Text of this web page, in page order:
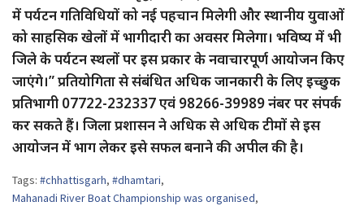
में पर्यटन गतिविधियों को नई पहचान मिलेगी और स्थानीय युवाओं
को साहसिक खेलों में भागीदारी का अवसर मिलेगा। भविष्य में भी
जिले के पर्यटन स्थलों पर इस प्रकार के नवाचारपूर्ण आयोजन किए
जाएंगे।” प्रतियोगिता से संबंधित अधिक जानकारी के लिए इच्छुक
प्रतिभागी 07722-232337 एवं 98266-39989 नंबर पर संपर्क
कर सकते हैं। जिला प्रशासन ने अधिक से अधिक टीमों से इस
आयोजन में भाग लेकर इसे सफल बनाने की अपील की है।
Tags: #chhattisgarh, #dhamtari,
Mahanadi River Boat Championship was organised,